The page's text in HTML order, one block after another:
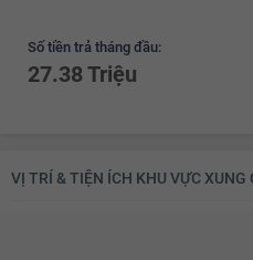
Số tiền trả tháng đầu:
27.38 Triệu
VỊ TRÍ & TIỆN ÍCH KHU VỰC XUNG